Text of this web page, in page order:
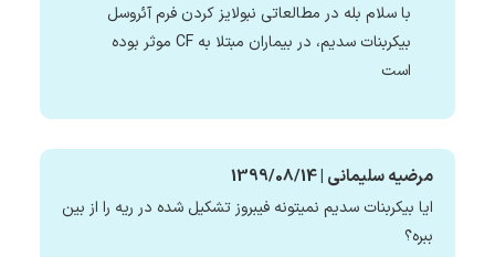
با سلام بله در مطالعاتی نبولایز کردن فرم آئروسل
بیکربنات سدیم، در بیماران مبتلا به CF موثر بوده
است
مرضیه سلیمانی | 1399/08/14
ایا بیکربنات سدیم نمیتونه فیبروز تشکیل شده در ریه را از بین
ببره؟